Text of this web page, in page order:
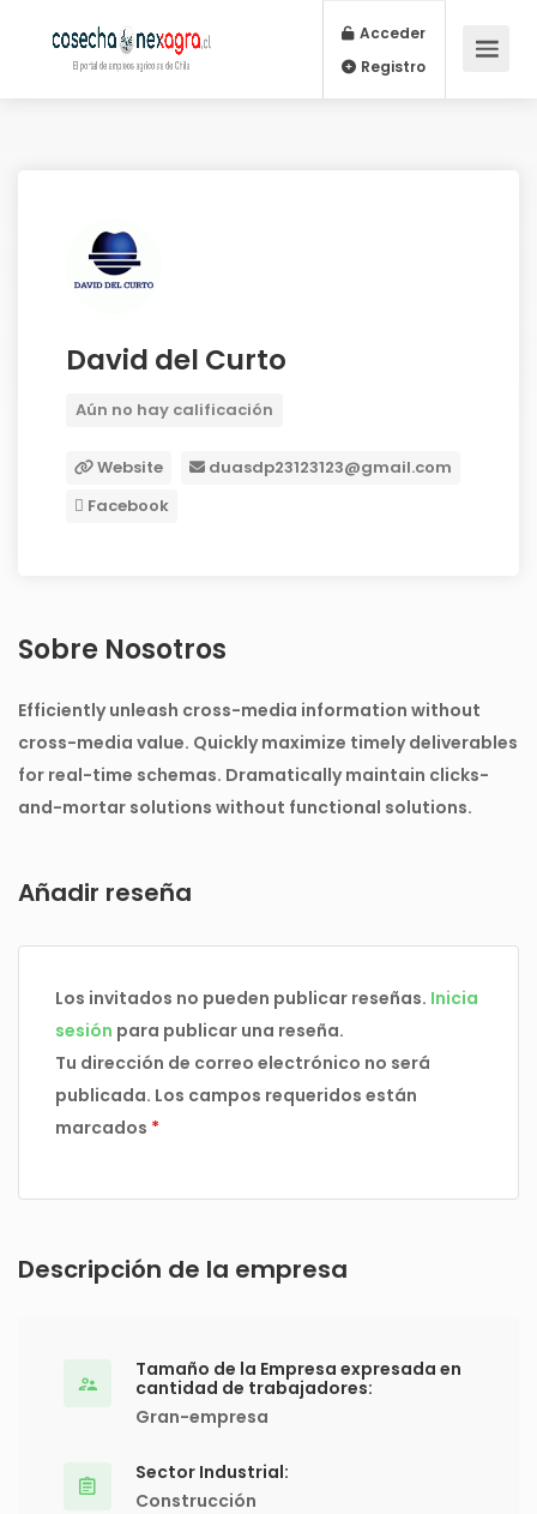
Acceder
Registro
David del Curto
Aún no hay calificación
Website
duasdp23123123@gmail.com
Facebook
Sobre Nosotros
Efficiently unleash cross-media information without
cross-media value. Quickly maximize timely deliverables
for real-time schemas. Dramatically maintain clicks-
and-mortar solutions without functional solutions.
Añadir reseña
Los invitados no pueden publicar reseñas. Inicia
sesión para publicar una reseña.
Tu dirección de correo electrónico no será
publicada. Los campos requeridos están
marcados *
Descripción de la empresa
Tamaño de la Empresa expresada en
cantidad de trabajadores:
Gran-empresa
Sector Industrial:
Construcción